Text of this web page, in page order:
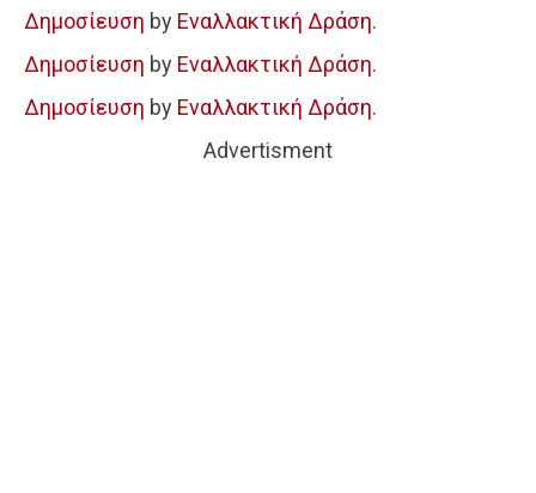
Δημοσίευση by Εναλλακτική Δράση.
Δημοσίευση by Εναλλακτική Δράση.
Δημοσίευση by Εναλλακτική Δράση.
Advertisment